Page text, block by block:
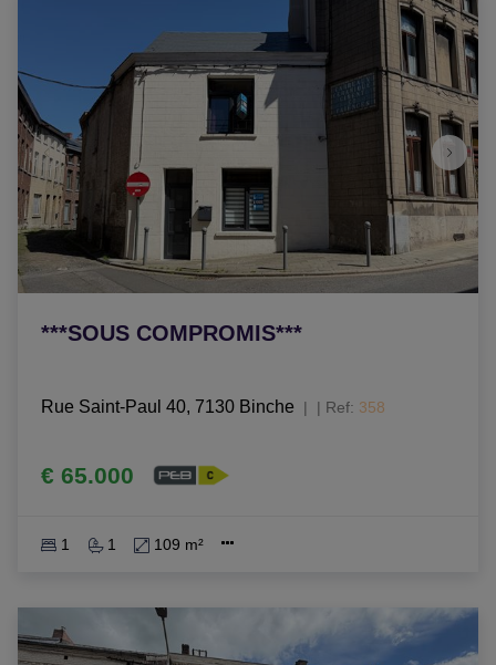
***SOUS COMPROMIS***
Rue Saint-Paul 40, 7130 Binche | Ref: 358
€ 65.000
1 1 109 m²